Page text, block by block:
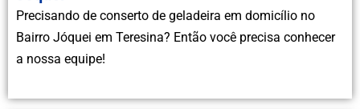
Precisando de conserto de geladeira em domicílio no
Bairro Jóquei em Teresina? Então você precisa conhecer
a nossa equipe!